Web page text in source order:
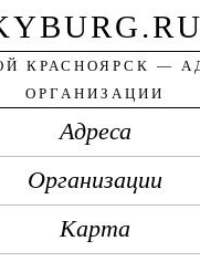
КРАСНОЯРСК —
ОРГАНИЗАЦИИ
Адреса
Организации
Карта